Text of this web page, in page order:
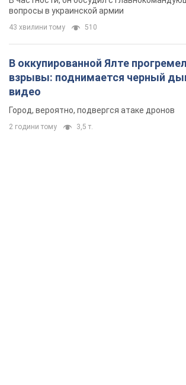
вопросы в украинской армии
43 хвилини тому 510
В оккупированной Ялте
взрывы: поднимается черный
видео
Город, вероятно, подвергся атаке дронов
2 години тому 3,5 т.